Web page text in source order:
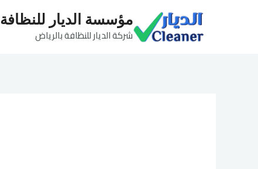
مؤسسة الديار للنظافة
شركة الديار للنظافة بالرياض